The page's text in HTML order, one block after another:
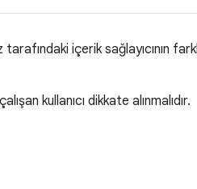
içerik sağlayıcının
kullanıcı dikkate alınmalıdır.